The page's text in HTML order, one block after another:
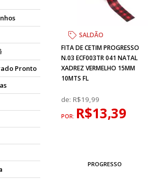
Pronto
SALDÃO
FITA DE CETIM PROGRESSO
N.03 ECF003TR 041 NATAL
XADREZ VERMELHO 15MM
10MTS FL
de:R$19,99
POR: R$13,39
PROGRESSO